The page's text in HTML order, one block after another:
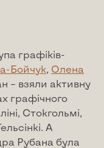
графіків-
Бойчук, Олена
– взяли активну
графічного
Стокгольмі,
А
Рубана була